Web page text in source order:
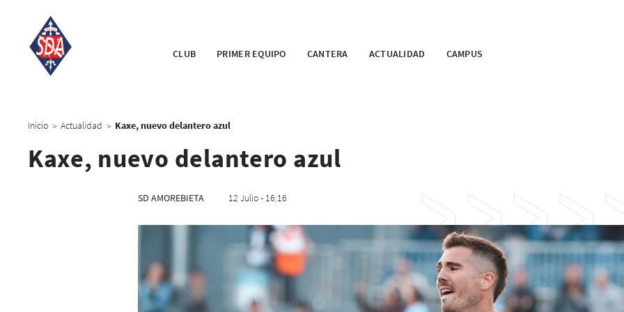
CLUB PRIMER EQUIPO CANTERA ACTUALIDAD CAMPUS
Inicio > Actualidad > Kaxe, nuevo delantero azul
Kaxe, nuevo delantero azul
SD AMOREBIETA 12 Julio - 16:16